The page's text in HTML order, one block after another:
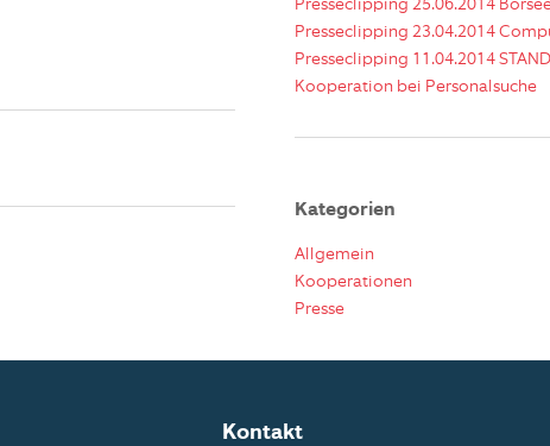
Presseclipping 25.06.2014
Presseclipping 23.04.2014
Presseclipping 11.04.2014
Kooperation bei Personalsuche
Kategorien
Allgemein
Kooperationen
Presse
Kontakt